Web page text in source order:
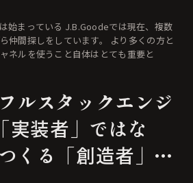
では現在、複数
をしています。 より多くの方と
ネルを使うこと自体はとても重要と
ルスタックエンジ
実装者」ではな
くる「創造者」と